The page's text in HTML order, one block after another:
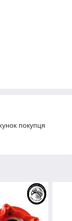
покупця